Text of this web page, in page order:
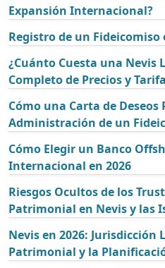
Expansión Internacional?
Registro de un Fideicomiso
¿Cuánto Cuesta una Nevis
Completo de Precios y
Cómo una Carta de
Administración de un
Cómo Elegir un Banco
Internacional en 2026
Riesgos Ocultos de los
Patrimonial en Nevis y las
Nevis en 2026: Jurisdicción
Patrimonial y la